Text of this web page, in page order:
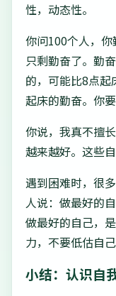
性，动态性。
你问100个人，
只剩勤奋了。勤
的，可能比8点
起床的勤奋。你
你说，我真不擅
越来越好。这些
遇到困难时，很
人说：做最好的
做最好的自己，
力，不要低估自己
小结：认识自